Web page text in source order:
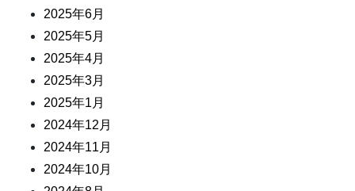
2025年6月
2025年5月
2025年4月
2025年3月
2025年1月
2024年12月
2024年11月
2024年10月